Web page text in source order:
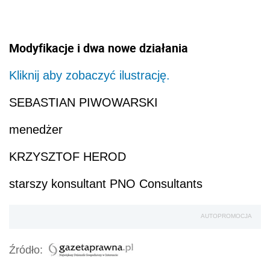
Modyfikacje i dwa nowe działania
Kliknij aby zobaczyć ilustrację.
SEBASTIAN PIWOWARSKI
menedżer
KRZYSZTOF HEROD
starszy konsultant PNO Consultants
AUTOPROMOCJA
Źródło: